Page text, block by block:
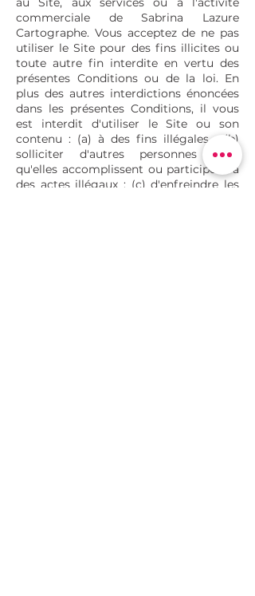
commerciale de Sabrina Lazure
Cartographe. Vous acceptez de ne pas
utiliser le Site pour des fins illicites ou
toute autre fin interdite en vertu des
présentes Conditions ou de la loi. En
plus des autres interdictions énoncées
dans les présentes Conditions, il vous
est interdit d'utiliser le Site ou son
contenu : (a) à des fins illégales ; (b)
solliciter d'autres personnes pour
qu'elles accomplissent ou participent à
des actes illégaux ; (c) d'enfreindre les